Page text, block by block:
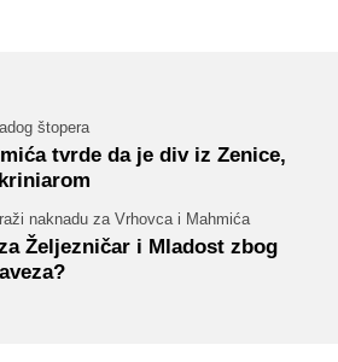
štopera
tvrde da je div iz Zenice,
naknadu za Vrhovca i Mahmića
Željezničar i Mladost zbog